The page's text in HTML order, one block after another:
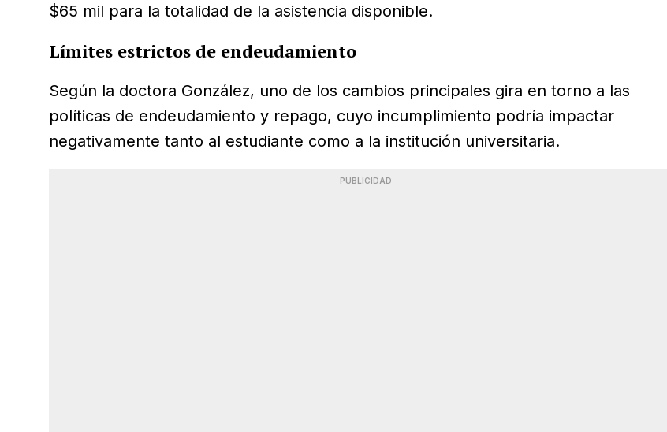
$65 mil para la totalidad de la asistencia disponible.
Límites estrictos de endeudamiento
Según la doctora González, uno de los cambios principales gira en torno a las
políticas de endeudamiento y repago, cuyo incumplimiento podría impactar
negativamente tanto al estudiante como a la institución universitaria.
PUBLICIDAD